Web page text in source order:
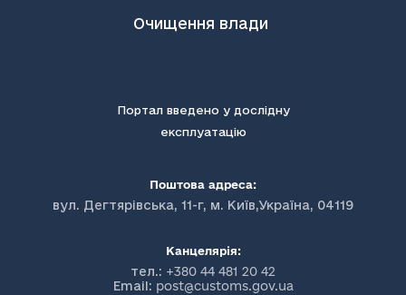
Очищення влади
Портал введено у дослідну
експлуатацію
Поштова адреса:
вул. Дегтярівська, 11-г, м. Київ,Україна, 04119
Канцелярія:
тел.: +380 44 481 20 42
Email: post@customs.gov.ua